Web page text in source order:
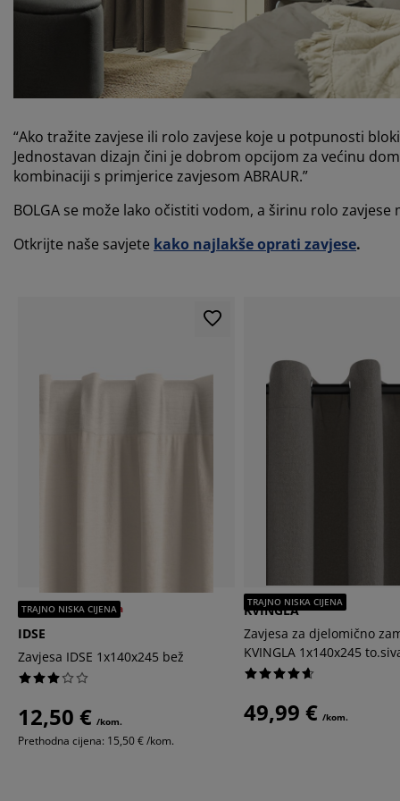
“Ako tražite zavjese ili rolo zavjese koje u potpunosti
Jednostavan dizajn čini je dobrom opcijom za većinu
kombinaciji s primjerice zavjesom ABRAUR.”
BOLGA se može lako očistiti vodom, a širinu rolo zavjese
Otkrijte naše savjete kako najlakše oprati zavjese.
TRAJNO NISKA CIJENA
Nova još niža cijena
IDSE
Zavjesa IDSE 1x140x245 bež
12,50 € /kom.
Prethodna cijena: 15,50 € /kom.
TRAJNO NISKA CIJENA
KVINGLA
Zavjesa za djelomično
KVINGLA 1x140x245
49,99 € /kom.